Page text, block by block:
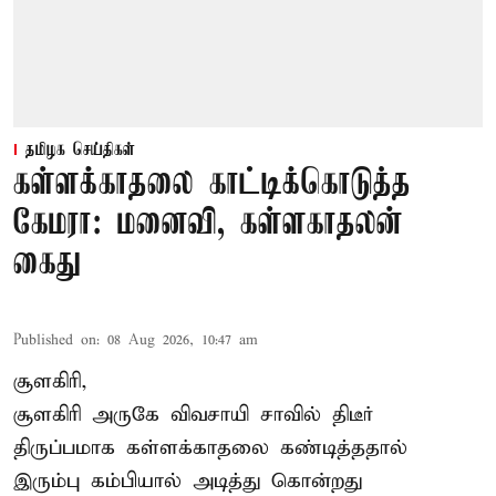
தமிழக செய்திகள்
கள்ளக்காதலை காட்டிக்கொடுத்த
கேமரா: மனைவி, கள்ளகாதலன்
கைது
Published on: 08 Aug 2026, 10:47 am
சூளகிரி,
சூளகிரி அருகே விவசாயி சாவில் திடீர்
திருப்பமாக கள்ளக்காதலை கண்டித்ததால்
இரும்பு கம்பியால் அடித்து கொன்றது